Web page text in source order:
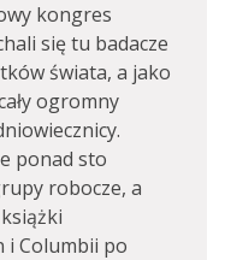
kongres
się tu badacze
świata, a jako
ogromny
ponad sto
robocze, a
i Columbii po